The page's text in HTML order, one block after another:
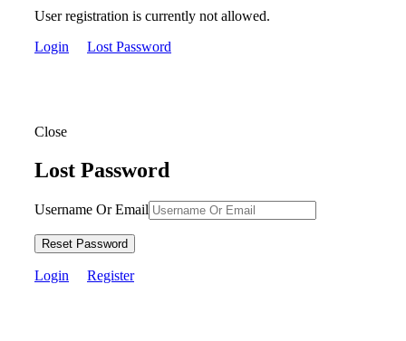
User registration is currently not allowed.
Login
Lost Password
Close
Lost Password
Username Or Email
Reset Password
Login Register